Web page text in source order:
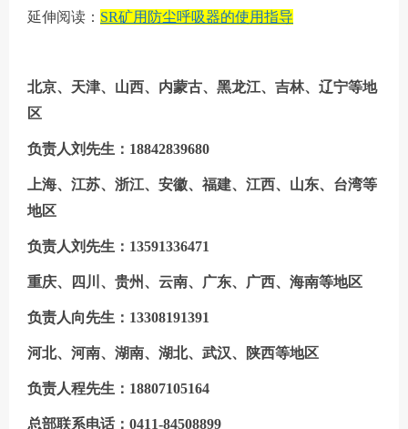
延伸阅读： SR矿用防尘呼吸器的使用指导
北京、天津、山西、内蒙古、黑龙江、吉林、辽宁等地
区
负责人刘先生：18842839680
上海、江苏、浙江、安徽、福建、江西、山东、台湾等
地区
负责人刘先生：13591336471
重庆、四川、贵州、云南、广东、广西、海南等地区
负责人向先生：13308191391
河北、 河南、湖南、湖北、武汉、陕西等地区
负责人程先生：18807105164
总部联系电话：0411-84508899